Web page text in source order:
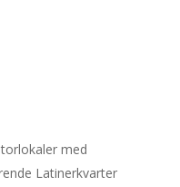
med
Latinerkvarter